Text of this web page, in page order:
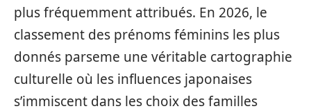
plus fréquemment attribués. En 2026, le
classement des prénoms féminins les plus
donnés parseme une véritable cartographie
culturelle où les influences japonaises
s’immiscent dans les choix des familles